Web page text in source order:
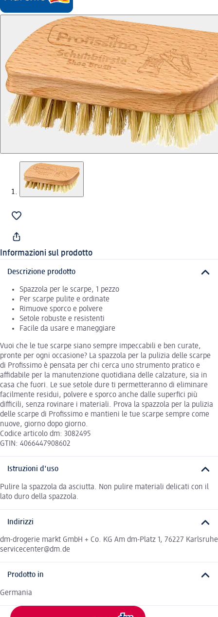
Informazioni sul prodotto
Descrizione prodotto
Spazzola per le scarpe, 1 pezzo
Per scarpe pulite e ordinate
Rimuove sporco e polvere
Setole robuste e resistenti
Facile da usare e maneggiare
Vuoi che le tue scarpe siano sempre impeccabili e ben curate,
pronte per ogni occasione? La spazzola per la pulizia delle scarpe
di Profissimo è pensata per chi cerca uno strumento pratico e
affidabile per la manutenzione quotidiana delle calzature, sia in
casa che fuori. Le sue setole dure ti permetteranno di eliminare
facilmente residui, polvere e sporco anche dalle superfici più
difficili, senza rovinare i materiali. Prova la spazzola per la pulizia
delle scarpe di Profissimo e mantieni le tue scarpe sempre come
nuove, giorno dopo giorno.
Codice articolo dm: 3082495
GTIN: 4066447908602
Istruzioni d'uso
Pulire la spazzola da asciutta. Non pulire materiali delicati con il
lato duro della spazzola.
Indirizzi
dm-drogerie markt GmbH + Co. KG Am dm-Platz 1, 76227 Karlsruhe
servicecenter@dm.de
Prodotto in
Germania